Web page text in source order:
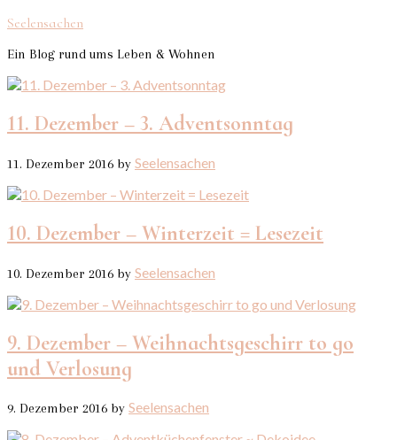
Seelensachen
Ein Blog rund ums Leben & Wohnen
11. Dezember – 3. Adventsonntag
11. Dezember 2016 by Seelensachen
10. Dezember – Winterzeit = Lesezeit
10. Dezember 2016 by Seelensachen
9. Dezember – Weihnachtsgeschirr to go
und Verlosung
9. Dezember 2016 by Seelensachen